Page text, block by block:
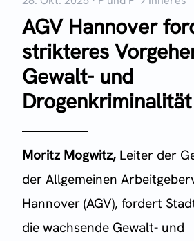
AGV Hannover
strikteres
Gewalt- und
Drogenkriminalität
Moritz Mogwitz, Leiter der
der Allgemeinen
Hannover (AGV), fordert
die wachsende Gewalt- und